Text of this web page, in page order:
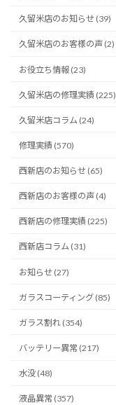
久留米店のお知らせ (39)
久留米店のお客様の声 (2)
お役立ち情報 (23)
久留米店の修理実績 (225)
久留米店コラム (24)
修理実績 (570)
西新店のお知らせ (65)
西新店のお客様の声 (4)
西新店の修理実績 (225)
西新店コラム (31)
お知らせ (27)
ガラスコーティング (85)
ガラス割れ (354)
バッテリー異常 (217)
水没 (48)
液晶異常 (357)